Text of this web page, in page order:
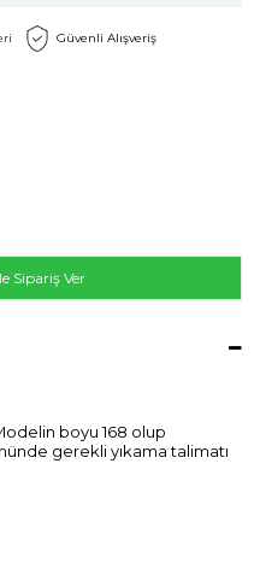
Güvenli Alışveriş
Sipariş Ver
boyu 168 olup
gerekli yıkama talimatı